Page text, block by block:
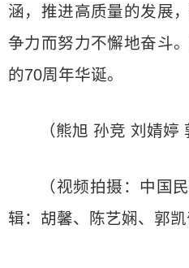
涵，推进高质量的发展
争力而努力不懈地奋斗
的70周年华诞。
（熊旭 孙竞 刘婧婷
（视频拍摄：中国
辑：胡馨、陈艺娴、郭凯